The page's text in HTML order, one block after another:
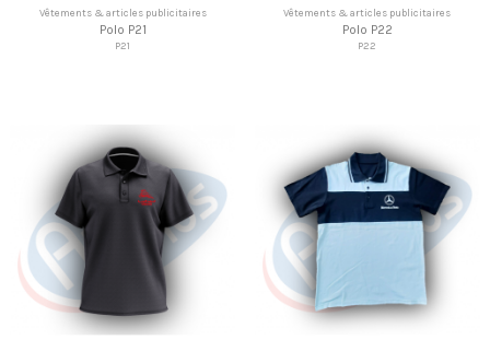
Vêtements & articles publicitaires
Polo P21
P21
Vêtements & articles publicitaires
Polo P22
P22